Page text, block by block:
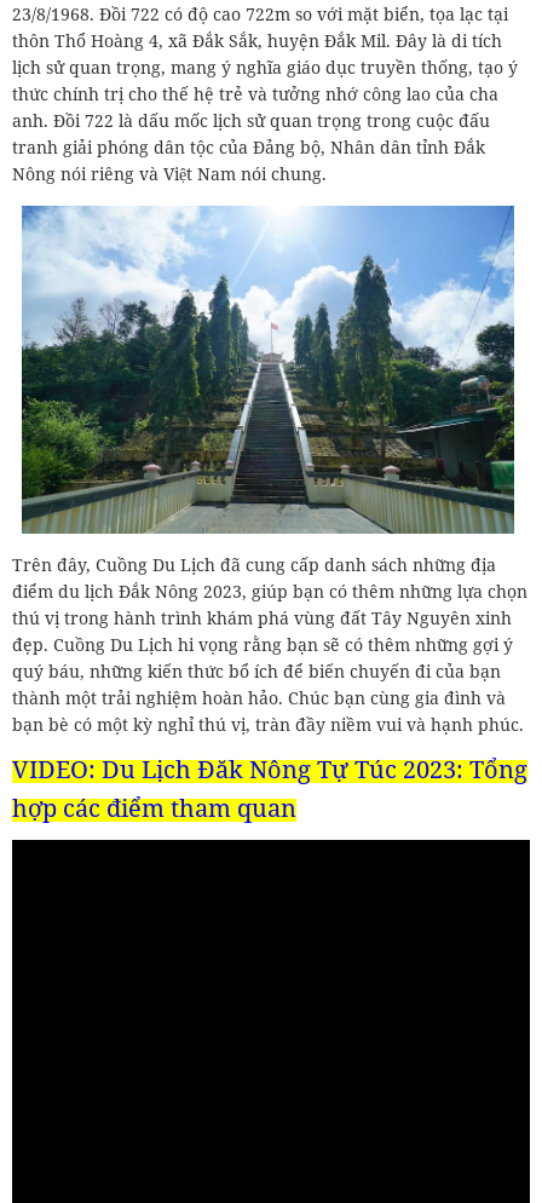
23/8/1968. Đồi 722 có độ cao 722m so với mặt biển, tọa lạc tại
thôn Thổ Hoàng 4, xã Đắk Sắk, huyện Đắk Mil. Đây là di tích
lịch sử quan trọng, mang ý nghĩa giáo dục truyền thống, tạo ý
thức chính trị cho thế hệ trẻ và tưởng nhớ công lao của cha
anh. Đồi 722 là dấu mốc lịch sử quan trọng trong cuộc đấu
tranh giải phóng dân tộc của Đảng bộ, Nhân dân tỉnh Đắk
Nông nói riêng và Việt Nam nói chung.
Trên đây, Cuồng Du Lịch đã cung cấp danh sách những địa
điểm du lịch Đắk Nông 2023, giúp bạn có thêm những lựa chọn
thú vị trong hành trình khám phá vùng đất Tây Nguyên xinh
đẹp. Cuồng Du Lịch hi vọng rằng bạn sẽ có thêm những gợi ý
quý báu, những kiến thức bổ ích để biến chuyến đi của bạn
thành một trải nghiệm hoàn hảo. Chúc bạn cùng gia đình và
bạn bè có một kỳ nghỉ thú vị, tràn đầy niềm vui và hạnh phúc.
VIDEO: Du Lịch Đăk Nông Tự Túc 2023: Tổng
hợp các điểm tham quan